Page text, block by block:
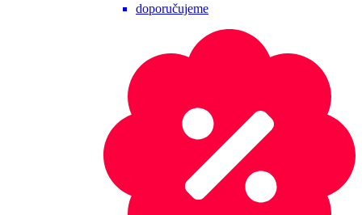
doporučujeme